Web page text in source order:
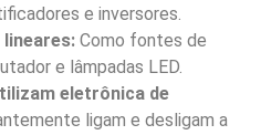
e inversores.
Como fontes de
e lâmpadas LED.
eletrônica de
ligam e desligam a